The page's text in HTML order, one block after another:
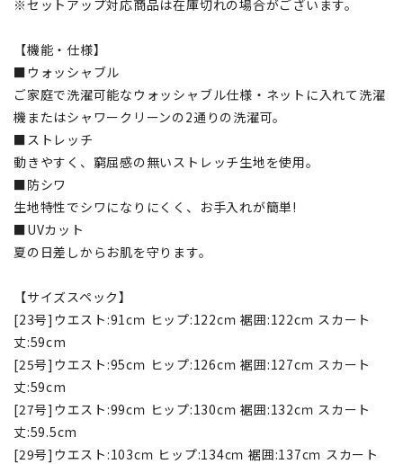
※セットアップ対応商品は在庫切れの場合がございます。
【機能・仕様】
■ウォッシャブル
ご家庭で洗濯可能なウォッシャブル仕様・ネットに入れて洗濯
機またはシャワークリーンの2通りの洗濯可。
■ストレッチ
動きやすく、窮屈感の無いストレッチ生地を使用。
■防シワ
生地特性でシワになりにくく、お手入れが簡単!
■UVカット
夏の日差しからお肌を守ります。
【サイズスペック】
[23号]ウエスト:91cｍ ヒップ:122cｍ 裾囲:122cｍ スカート
丈:59cm
[25号]ウエスト:95cｍ ヒップ:126cｍ 裾囲:127cｍ スカート
丈:59cm
[27号]ウエスト:99cｍ ヒップ:130cｍ 裾囲:132cｍ スカート
丈:59.5cm
[29号]ウエスト:103cｍ ヒップ:134cｍ 裾囲:137cｍ スカート